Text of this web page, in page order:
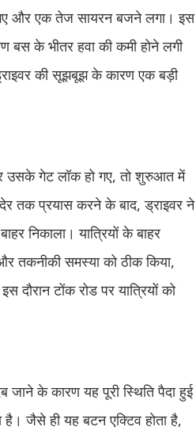
और एक तेज सायरन बजने लगा। इस
बस के भीतर हवा की कमी होने लगी
की सूझबूझ के कारण एक बड़ी
उसके गेट लॉक हो गए, तो शुरुआत में
तक प्रयास करने के बाद, ड्राइवर ने
निकाला। यात्रियों के बाहर
तकनीकी समस्या को ठीक किया,
टोंक रोड पर यात्रियों को
के कारण यह पूरी स्थिति पैदा हुई
है। जैसे ही यह बटन एक्टिव होता है,